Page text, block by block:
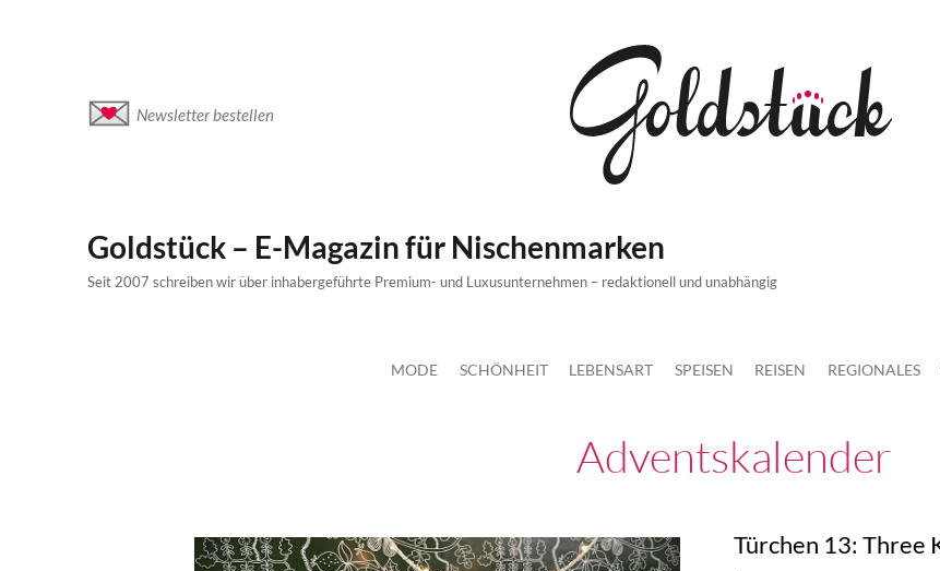
Newsletter bestellen
Goldstück – E-Magazin für Nischenmarken
Seit 2007 schreiben wir über inhabergeführte Premium- und Luxusunternehmen – redaktionell und unabhängig
MODE SCHÖNHEIT LEBENSART SPEISEN REISEN REGIONALES
Adventskalender
Türchen 13: Three